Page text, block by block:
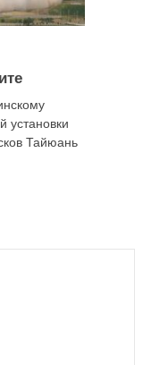
установки
Тайюань